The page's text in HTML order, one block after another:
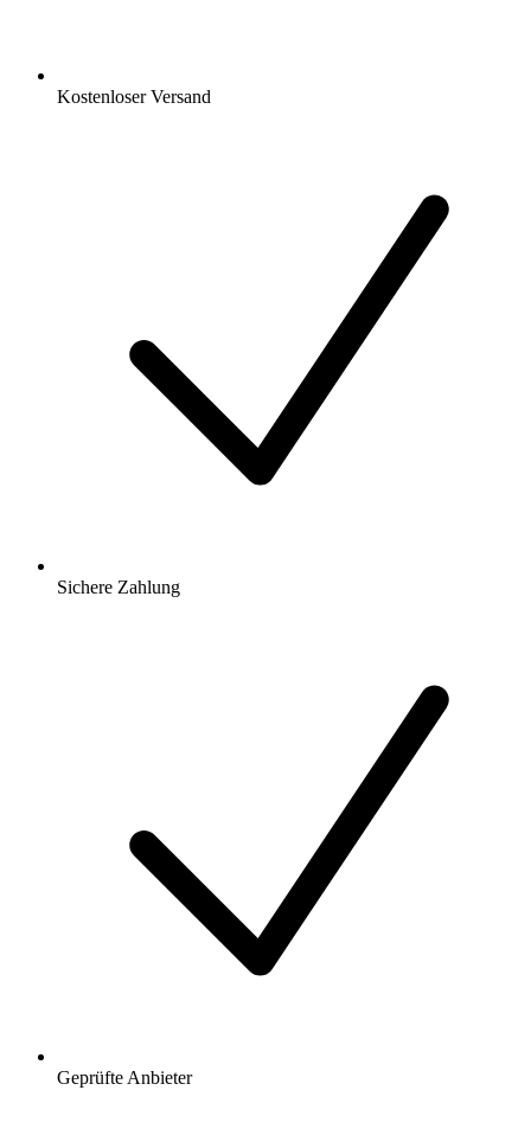
Kostenloser Versand
Sichere Zahlung
Geprüfte Anbieter